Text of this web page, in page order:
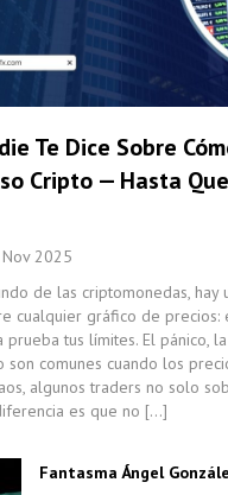
Te Dice Sobre
Cripto — Hasta
2025
de las criptomonedas, hay
cualquier gráfico de precios:
prueba tus límites. El pánico,
son comunes cuando los
algunos traders no solo
es que no […]
Fantasma Ángel